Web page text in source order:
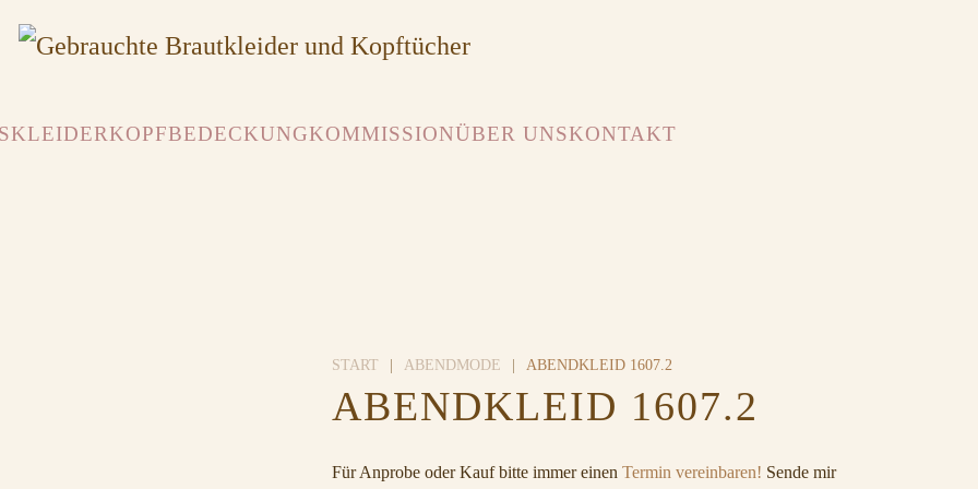
KOPFBEDECKUNGKOMMISSIONÜBER UNSKONTAKT
START ABENDMODE ABENDKLEID 1607.2
ABENDKLEID 1607.2
Für Anprobe oder Kauf bitte immer einen Termin vereinbaren! Sende mir